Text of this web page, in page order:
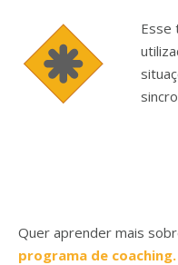
Esse
Quer aprender mais
programa de coaching.